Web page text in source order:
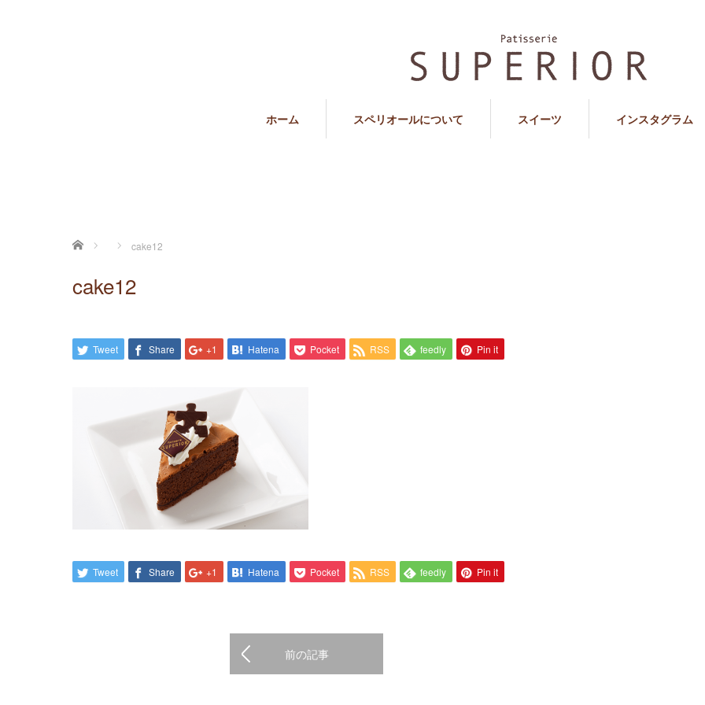
ホーム スペリオールについて スイーツ インスタグラム
ホーム cake12
cake12
Tweet Share +1 Hatena Pocket RSS feedly Pin it
Tweet Share +1 Hatena Pocket RSS feedly Pin it
前の記事